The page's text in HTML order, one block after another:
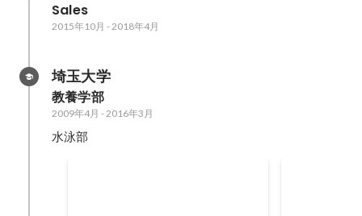
Sales
2015年10月 -2018年4月
埼玉大学
教養学部
2009年4月 -2016年3月
水泳部